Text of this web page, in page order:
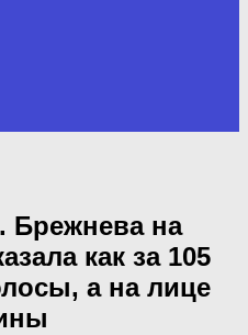
Брежнева на
как за 105
а на лице